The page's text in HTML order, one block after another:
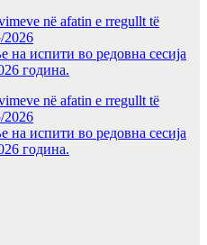
në afatin e rregullt të
2026
испити во редовна сесија
година.
në afatin e rregullt të
2026
испити во редовна сесија
година.